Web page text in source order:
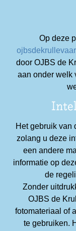
Op deze
door OJBS de
aan onder welk
Het gebruik van
zolang u deze
een andere
informatie op
de
Zonder
OJBS de
fotomateriaal of
te gebruiken.